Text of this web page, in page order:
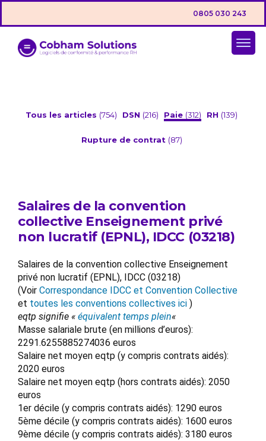
0805 030 243
Tous les articles (754) DSN (216) Paie (312) RH (139)
Rupture de contrat (87)
Salaires de la convention
collective Enseignement privé
non lucratif (EPNL), IDCC (03218)
Salaires de la convention collective Enseignement
privé non lucratif (EPNL), IDCC (03218)
(Voir Correspondance IDCC et Convention Collective
et toutes les conventions collectives ici )
eqtp signifie « équivalent temps plein«
Masse salariale brute (en millions d’euros):
2291.6255885274036 euros
Salaire net moyen eqtp (y compris contrats aidés):
2020 euros
Salaire net moyen eqtp (hors contrats aidés): 2050
euros
1er décile (y compris contrats aidés): 1290 euros
5ème décile (y compris contrats aidés): 1600 euros
9ème décile (y compris contrats aidés): 3180 euros